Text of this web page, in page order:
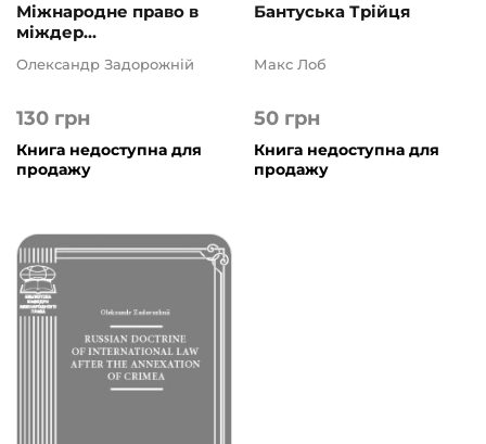
Міжнародне право в
міждер...
130 грн
Олександр Задорожній
Книга недоступна для
продажу
Бантуська Трійця
50 грн
Макс Лоб
Книга недоступна для
продажу